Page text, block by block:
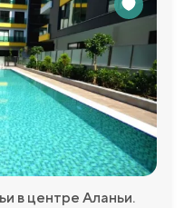
в центре Аланьи.